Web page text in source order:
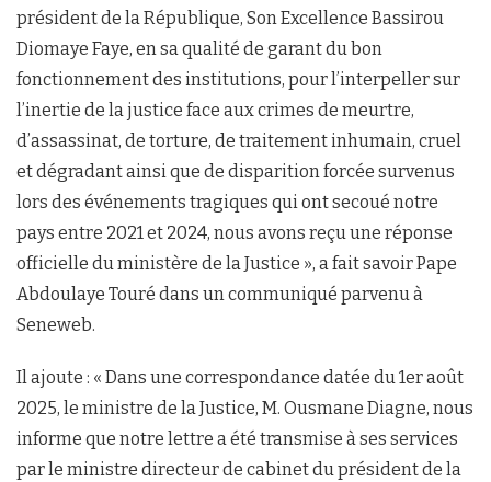
président de la République, Son Excellence Bassirou
Diomaye Faye, en sa qualité de garant du bon
fonctionnement des institutions, pour l’interpeller sur
l’inertie de la justice face aux crimes de meurtre,
d’assassinat, de torture, de traitement inhumain, cruel
et dégradant ainsi que de disparition forcée survenus
lors des événements tragiques qui ont secoué notre
pays entre 2021 et 2024, nous avons reçu une réponse
officielle du ministère de la Justice », a fait savoir Pape
Abdoulaye Touré dans un communiqué parvenu à
Seneweb.
Il ajoute : « Dans une correspondance datée du 1er août
2025, le ministre de la Justice, M. Ousmane Diagne, nous
informe que notre lettre a été transmise à ses services
par le ministre directeur de cabinet du président de la